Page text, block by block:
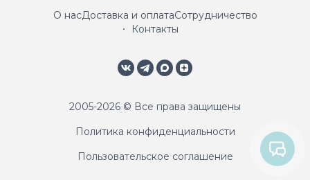
О насДоставка и оплатаСотрудничество
Контакты
2005-2026 © Все права защищены
Политика конфиденциальности
Пользовательское соглашение